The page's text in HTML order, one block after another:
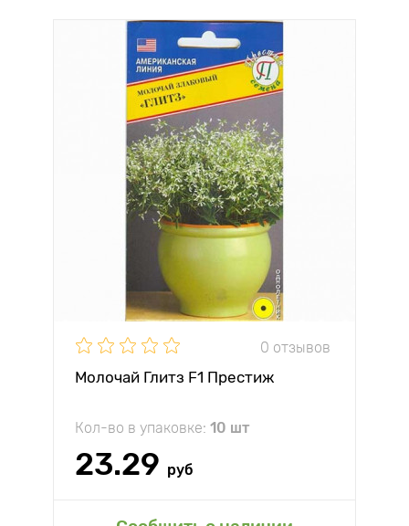
0 отзывов
Молочай Глитз F1 Престиж
Кол-во в упаковке: 10 шт
23.29 руб